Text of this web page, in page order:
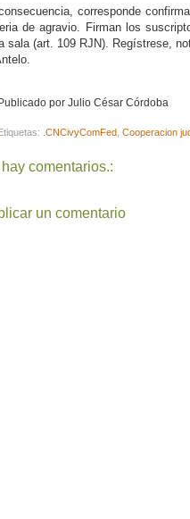
corresponde
de agravio. Firman los
sala (art. 109 RJN). Regístrese,
Publicado por Julio César Córdoba
.CNCivyComFed Cooperacion
hay comentarios.:
un comentario